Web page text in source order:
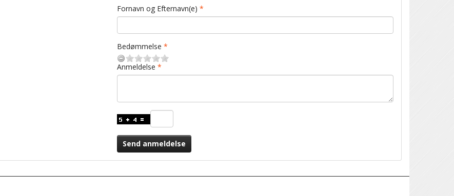
Fornavn og Efternavn(e)
Bedømmelse
Anmeldelse
Send anmeldelse